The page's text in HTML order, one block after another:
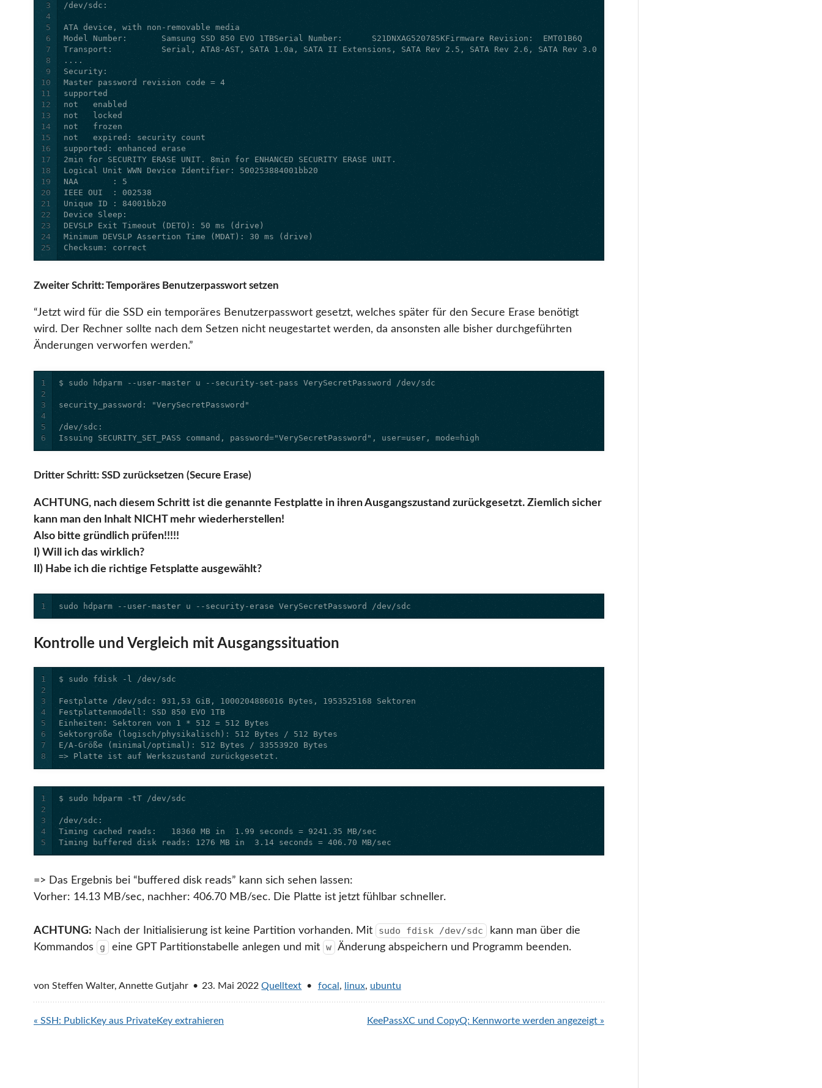
3
4
5
6
7
8
9
10
11
12
13
14
15
16
17
18
19
20
21
22
23
24
25
Checksum: correct
Zweiter Schritt: Temporäres Benutzerpasswort setzen
“Jetzt wird für die SSD ein temporäres Benutzerpasswort gesetzt, welches später für den Secure Erase benötigt
wird. Der Rechner sollte nach dem Setzen nicht neugestartet werden, da ansonsten alle bisher durchgeführten
Änderungen verworfen werden.”
1
2
3
4
5
6
Issuing SECURITY_SET_PASS command, password="VerySecretPassword", user=user, mode=high
Dritter Schritt: SSD zurücksetzen (Secure Erase)
ACHTUNG, nach diesem Schritt ist die genannte Festplatte in ihren Ausgangszustand zurückgesetzt. Ziemlich sicher
kann man den Inhalt NICHT mehr wiederherstellen!
Also bitte gründlich prüfen!!!!!
I) Will ich das wirklich?
II) Habe ich die richtige Fetsplatte ausgewählt?
1 sudo hdparm --user-master u --security-erase VerySecretPassword /dev/sdc
Kontrolle und Vergleich mit Ausgangssituation
1
2
3
4
5
6
7
8
=> Platte ist auf Werkszustand zurückgesetzt.
1
2
3
4
5
Timing buffered disk reads: 1276 MB in  3.14 seconds = 406.70 MB/sec
=> Das Ergebnis bei “buffered disk reads” kann sich sehen lassen:
Vorher: 14.13 MB/sec, nachher: 406.70 MB/sec. Die Platte ist jetzt fühlbar schneller.
ACHTUNG: Nach der Initialisierung ist keine Partition vorhanden. Mit sudo fdisk /dev/sdc
kann man über die
Kommandos
g eine GPT Partitionstabelle anlegen und mit w Änderung abspeichern und Programm beenden.
von Steffen Walter, Annette Gutjahr 23. Mai 2022 Quelltext focal, linux, ubuntu
« SSH: PublicKey aus PrivateKey extrahieren KeePassXC und CopyQ: Kennworte werden angezeigt »